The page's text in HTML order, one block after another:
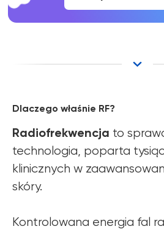
Dlaczego właśnie RF?
Radiofrekwencja to
technologia, poparta
klinicznych w
skóry.
Kontrolowana energia fal